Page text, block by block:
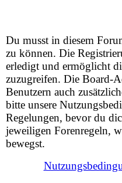
Du musst in diesem
zu können. Die
erledigt und ermöglicht
zuzugreifen. Die Board-
Benutzern auch
bitte unsere
Regelungen, bevor du
jeweiligen Forenregeln,
bewegst.